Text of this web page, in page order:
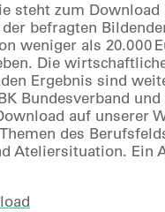
steht zum Download
der befragten
weniger als 20.000
Die
Ergebnis sind
Bundesverband
auf unserer
des
Ateliersituation. Ein